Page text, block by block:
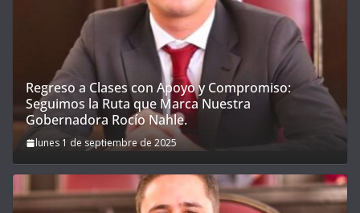
Regreso a Clases con Apoyo y Compromiso:
Seguimos la Ruta que Marca Nuestra
Gobernadora Rocío Nahle.
lunes 1 de septiembre de 2025